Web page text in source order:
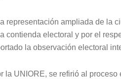
representación ampliada de la
contienda electoral y por el
la observación electoral
UNIORE, se refirió al proceso